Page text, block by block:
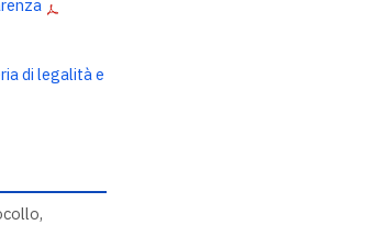
di legalità e